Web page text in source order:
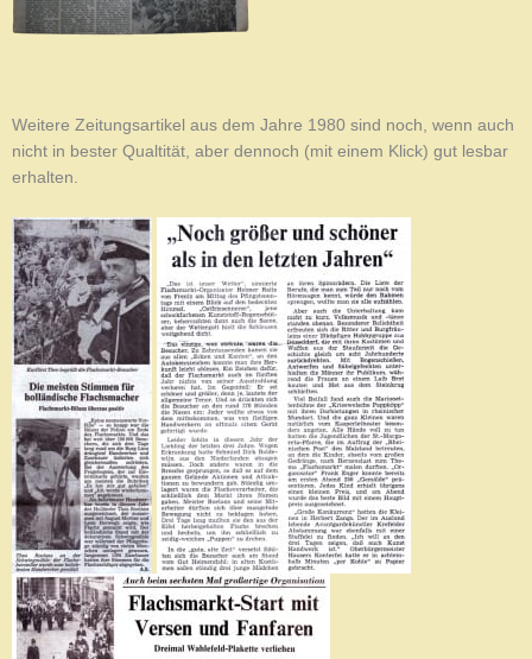
Weitere Zeitungsartikel aus dem Jahre 1980 sind noch, wenn auch
nicht in bester Qualtität, aber dennoch (mit einem Klick) gut lesbar
erhalten.